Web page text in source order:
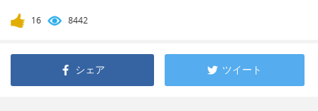
16 8442
シェア ツイート